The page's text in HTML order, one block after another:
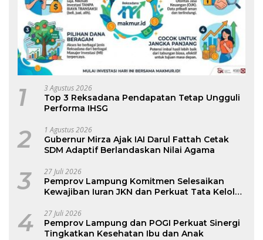
1 3 Agustus 2026
Top 3 Reksadana Pendapatan Tetap Ungguli
Performa IHSG
2 1 Agustus 2026
Gubernur Mirza Ajak IAI Darul Fattah Cetak
SDM Adaptif Berlandaskan Nilai Agama
3 27 Juli 2026
Pemprov Lampung Komitmen Selesaikan
Kewajiban Iuran JKN dan Perkuat Tata Kelola
4 27 Juli 2026
Pemprov Lampung dan POGI Perkuat Sinergi
Tingkatkan Kesehatan Ibu dan Anak